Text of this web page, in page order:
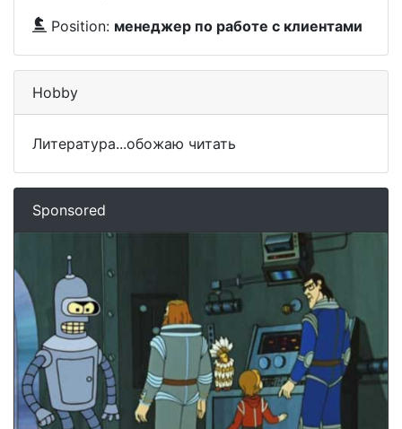
Position: менеджер по работе с клиентами
Hobby
Литература...обожаю читать
Sponsored